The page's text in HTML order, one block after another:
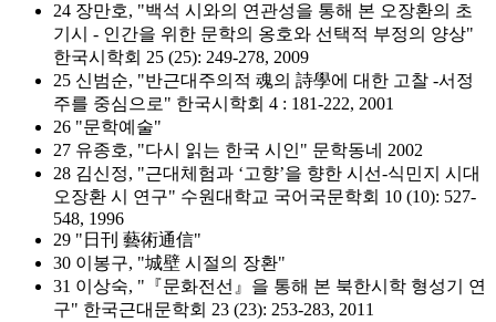
24 장만호, "백석 시와의 연관성을 통해 본 오장환의 초
기시 - 인간을 위한 문학의 옹호와 선택적 부정의 양상"
한국시학회 25 (25): 249-278, 2009
25 신범순, "반근대주의적 魂의 詩學에 대한 고찰 -서정
주를 중심으로" 한국시학회 4 : 181-222, 2001
26 "문학예술"
27 유종호, "다시 읽는 한국 시인" 문학동네 2002
28 김신정, "근대체험과 ‘고향’을 향한 시선-식민지 시대
오장환 시 연구" 수원대학교 국어국문학회 10 (10): 527-
548, 1996
29 "日刊 藝術通信"
30 이봉구, "城壁 시절의 장환"
31 이상숙, "『문화전선』을 통해 본 북한시학 형성기 연
구" 한국근대문학회 23 (23): 253-283, 2011